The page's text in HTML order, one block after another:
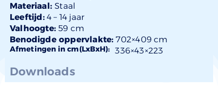
Materiaal:Staal
Leeftijd:4 – 14 jaar
Valhoogte: 59 cm
Benodigde oppervlakte: 702×409 cm
Afmetingen in cm(LxBxH): 336×43×223
Downloads